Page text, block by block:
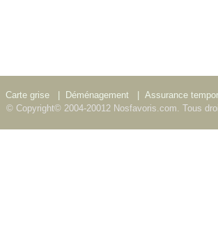
Carte grise Déménagement Assurance
© Copyright© 2004-20012 Nosfavoris.com. Tous